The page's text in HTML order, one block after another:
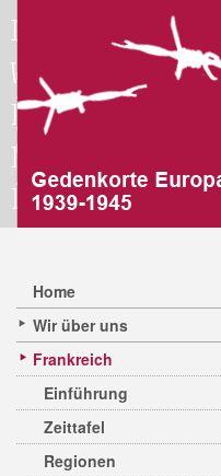
Home
Wir über uns
Frankreich
Einführung
Zeittafel
Regionen